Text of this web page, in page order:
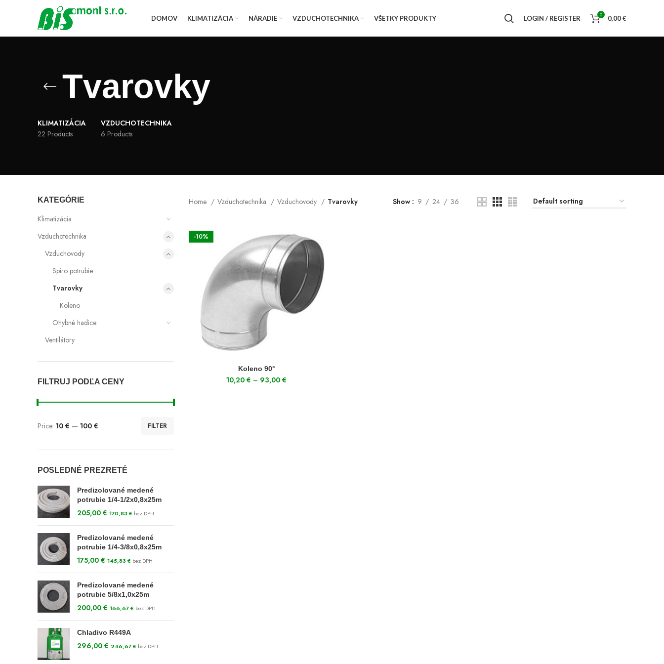
DOMOV KLIMATIZÁCIA NÁRADIE VZDUCHOTECHNIKA VŠETKY PRODUKTY LOGIN / REGISTER 0 0,00€
Tvarovky
KLIMATIZÁCIA
22 Products
VZDUCHOTECHNIKA
6 Products
KATEGÓRIE
Klimatizácia
Vzduchotechnika
Vzduchovody
Spiro potrubie
Tvarovky
Koleno
Ohybné hadice
Ventilátory
FILTRUJ PODĽA CENY
FILTER
Price: 10 € — 100 €
POSLEDNÉ PREZRETÉ
Predizolované medené
potrubie 1/4-1/2x0,8x25m
205,00 € 170,83€ bez DPH
Predizolované medené
potrubie 1/4-3/8x0,8x25m
175,00 € 145,83€ bez DPH
Predizolované medené
potrubie 5/8x1,0x25m
200,00 € 166,67€ bez DPH
Chladivo R449A
296,00 € 246,67€ bez DPH
Home Vzduchotechnika Vzduchovody Tvarovky Show 9 24 36
-10%
SELECT OPTIONS
Koleno 90°
10,20€ – 93,00€